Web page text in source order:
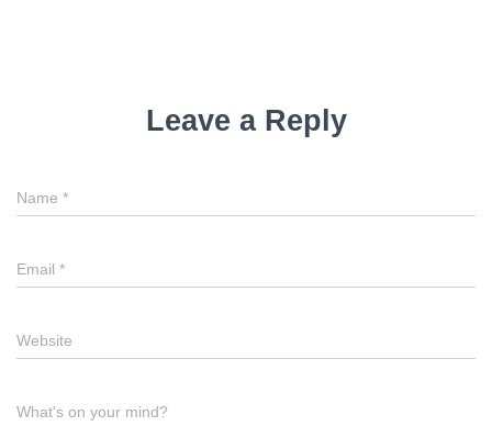
Leave a Reply
Name *
Email *
Website
What's on your mind?